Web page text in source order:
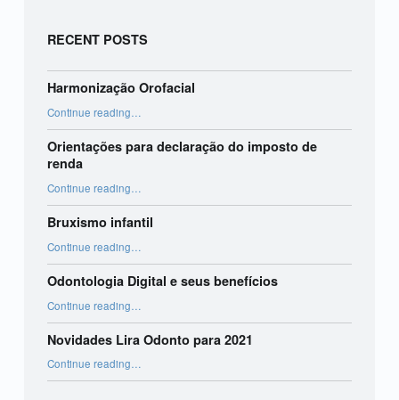
RECENT POSTS
Harmonização Orofacial
Continue reading …
Orientações para declaração do imposto de
renda
Continue reading“Orientações para declaração do imposto de renda”
…
Bruxismo infantil
Continue reading …
Odontologia Digital e seus benefícios
Continue reading …
Novidades Lira Odonto para 2021
Continue reading“Novidades Lira Odonto para 2021”
…